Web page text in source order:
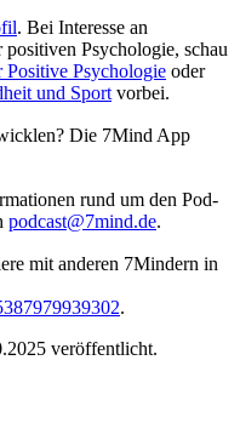
. Bei Interesse an
Psychologie, schau
Positive Psychologie oder
und Sport vorbei.
Die 7Mind App
rund um den Pod­
podcast@7mind.de.
mit anderen 7Mindern in
.
veröffentlicht.